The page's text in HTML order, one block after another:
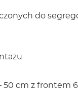
do
50 cm z frontem